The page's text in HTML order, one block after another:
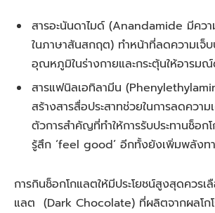
สารอะนันดาไมด์ (Anandamide มีคว
ในภาษาสันสกฤต) ทำหน้าที่ลดความเจ็
อุณหภูมิในร่างกายและกระตุ้นให้อารม
สารแฟนิลเอทิลามีน
สร้างสารสื่อประสาทช่วยในการลดควา
ตัวการสำคัญที่ทำให้การรับประทานช็อก
รู้สึก ‘feel good’ อีกทั้งยังเพิ่มพลังท
การกินช็อกโกแลตให้มีประโยชน์สูงสุดควรเ
แลต (Dark Chocolate) ที่ผลิตจากผลโ